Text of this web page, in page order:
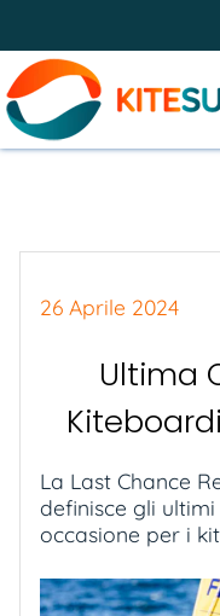
26 Aprile 2024
Ultima
La Last Chance
definisce gli
occasione per i